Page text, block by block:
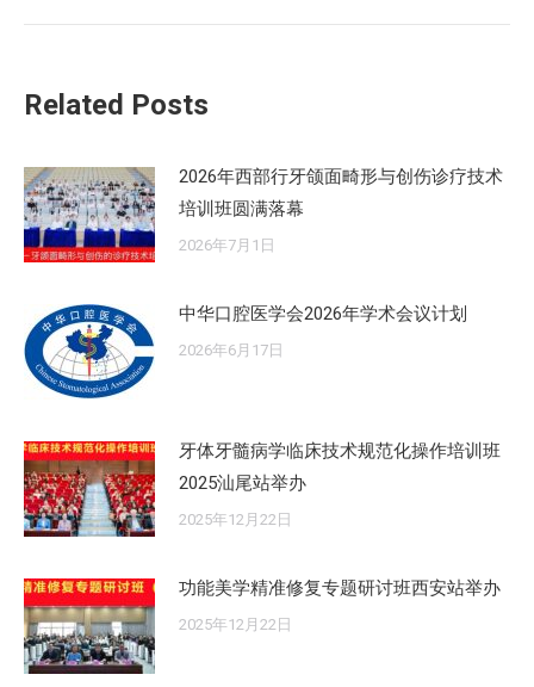
的
Related Posts
2026年西部行牙颌面畸形与创伤诊疗技术
培训班圆满落幕
2026年7月1日
中华口腔医学会2026年学术会议计划
2026年6月17日
牙体牙髓病学临床技术规范化操作培训班
2025汕尾站举办
2025年12月22日
功能美学精准修复专题研讨班西安站举办
2025年12月22日